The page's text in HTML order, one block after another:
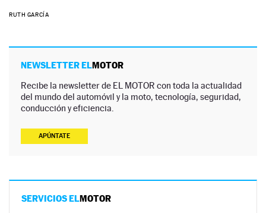
RUTH GARCÍA
NEWSLETTER ELMOTOR
Recibe la newsletter de EL MOTOR con toda la actualidad
del mundo del automóvil y la moto, tecnología, seguridad,
conducción y eficiencia.
APÚNTATE
SERVICIOS ELMOTOR